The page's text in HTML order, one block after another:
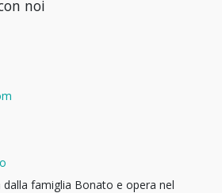
noi
famiglia Bonato e opera nel